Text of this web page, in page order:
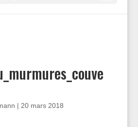
| 20 mars 2018